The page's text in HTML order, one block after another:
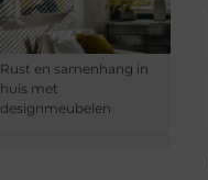
Rust en samenhang in
huis met
designmeubelen